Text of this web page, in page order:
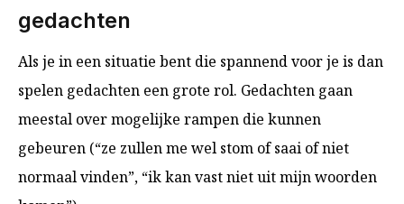
gedachten
Als je in een situatie bent die spannend voor je is dan
spelen gedachten een grote rol. Gedachten gaan
meestal over mogelijke rampen die kunnen
gebeuren (“ze zullen me wel stom of saai of niet
normaal vinden”, “ik kan vast niet uit mijn woorden